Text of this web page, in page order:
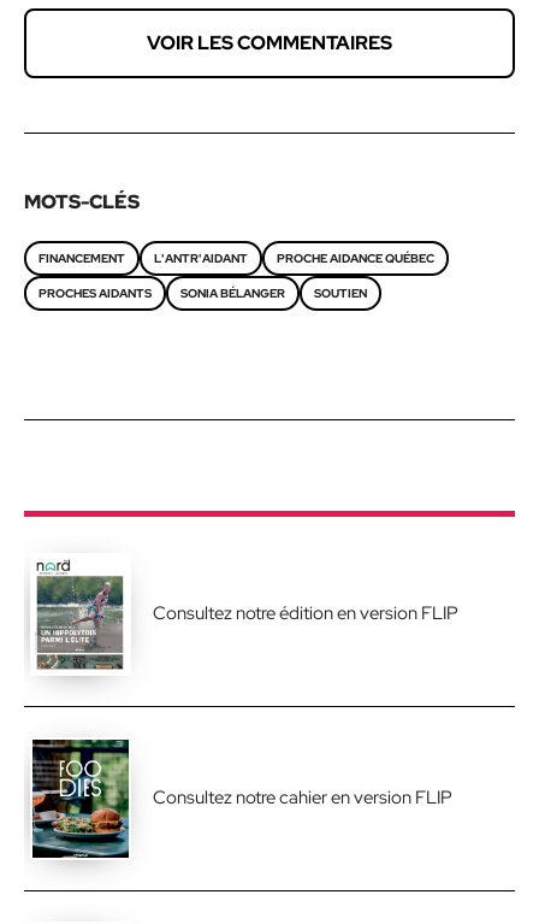
VOIR LES COMMENTAIRES
MOTS-CLÉS
FINANCEMENT L'ANTR'AIDANT PROCHE AIDANCE QUÉBEC
PROCHES AIDANTS SONIA BÉLANGER SOUTIEN
Consultez notre édition en version FLIP
Consultez notre cahier en version FLIP